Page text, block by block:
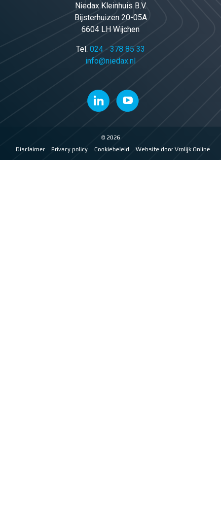
Niedax Kleinhuis B.V.
Bijsterhuizen 20-05A
6604 LH Wijchen
Tel. 024 - 378 85 33
info@niedax.nl
© 2026
Disclaimer
Privacy policy Cookiebeleid Website door Vrolijk Online